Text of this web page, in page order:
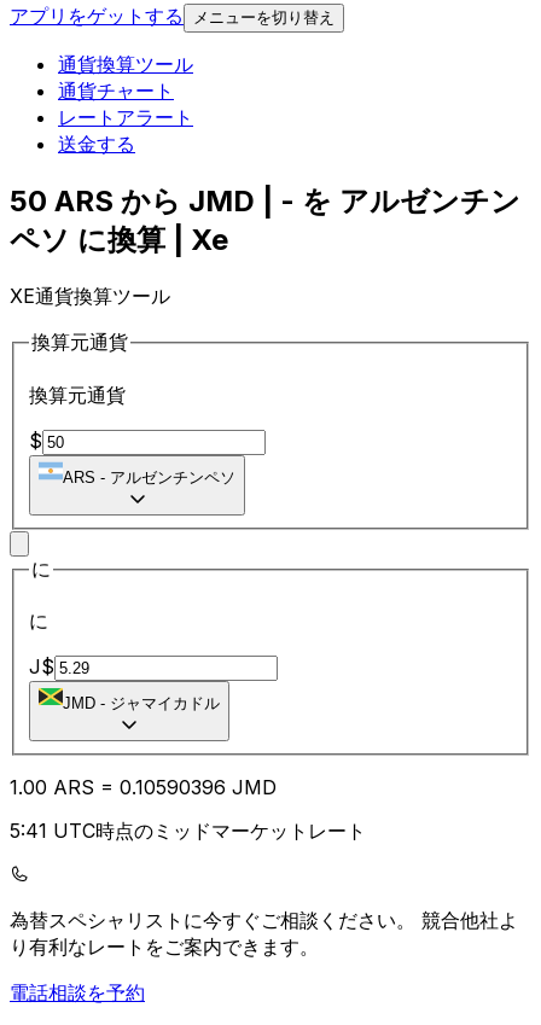
アプリをゲットする
メニューを切り替え
通貨換算ツール
通貨チャート
レートアラート
送金する
50 ARS から JMD | - を アルゼンチン
ペソ に換算 | Xe
XE通貨換算ツール
換算元通貨
換算元通貨
$
ARS - アルゼンチンペソ
に
に
J$
JMD - ジャマイカドル
1.00 ARS = 0.10590396 JMD
5:41 UTC時点のミッドマーケットレート
為替スペシャリストに今すぐご相談ください。 競合他社よ
り有利なレートをご案内できます。
電話相談を予約